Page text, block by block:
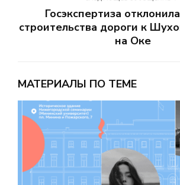
Госэкспертиза
строительства дороги к
на Оке
МАТЕРИАЛЫ ПО ТЕМЕ